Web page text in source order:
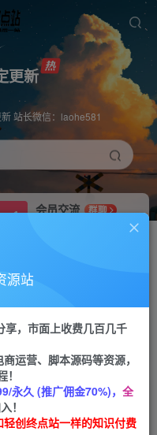
更新
站长微信：laohe581
会员交流
群聊
APP下载
Down
源站
享，市面上收费几百几千
运营、脚本源码等资源，
永久 (推广佣金70%)， 全
！
创终点站一样的知识付费